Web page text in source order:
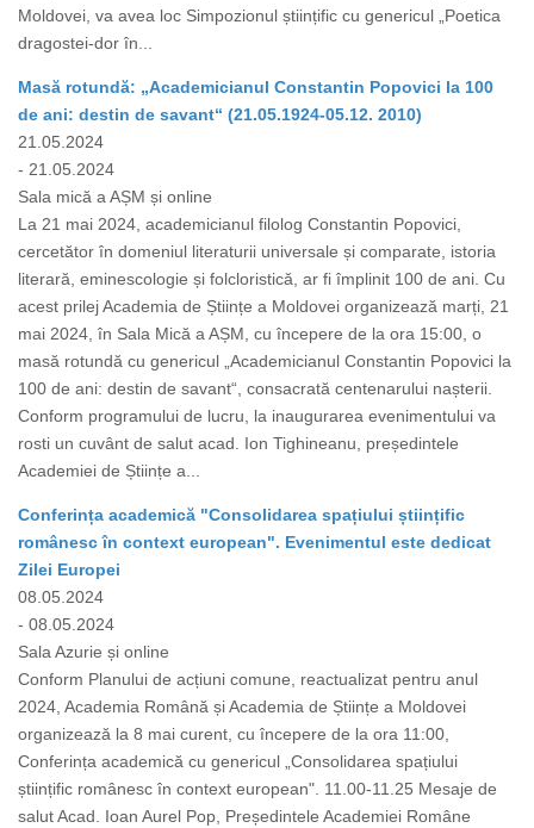
Moldovei, va avea loc Simpozionul științific cu genericul „Poetica
dragostei-dor în...
Masă rotundă: „Academicianul Constantin Popovici la 100
de ani: destin de savant“ (21.05.1924-05.12. 2010)
21.05.2024
- 21.05.2024
Sala mică a AȘM și online
La 21 mai 2024, academicianul filolog Constantin Popovici,
cercetător în domeniul literaturii universale și comparate, istoria
literară, eminescologie și folcloristică, ar fi împlinit 100 de ani. Cu
acest prilej Academia de Științe a Moldovei organizează marți, 21
mai 2024, în Sala Mică a AȘM, cu începere de la ora 15:00, o
masă rotundă cu genericul „Academicianul Constantin Popovici la
100 de ani: destin de savant“, consacrată centenarului nașterii.
Conform programului de lucru, la inaugurarea evenimentului va
rosti un cuvânt de salut acad. Ion Tighineanu, președintele
Academiei de Științe a...
Conferința academică "Consolidarea spațiului științific
românesc în context european". Evenimentul este dedicat
Zilei Europei
08.05.2024
- 08.05.2024
Sala Azurie și online
Conform Planului de acțiuni comune, reactualizat pentru anul
2024, Academia Română și Academia de Științe a Moldovei
organizează la 8 mai curent, cu începere de la ora 11:00,
Conferința academică cu genericul „Consolidarea spațiului
științific românesc în context european". 11.00-11.25 Mesaje de
salut Acad. Ioan Aurel Pop, Președintele Academiei Române